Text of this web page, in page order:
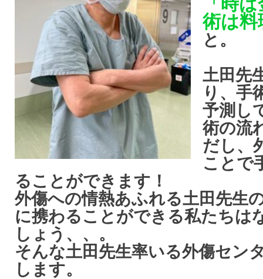
「時
術は料
と。
土田先
り、手
予測し
術の流
だし、
ことで
ることができます！
外傷への情熱あふれる土田先生
に携わることができる私たちは
しょう、、。
そんな土田先生率いる外傷セン
します。